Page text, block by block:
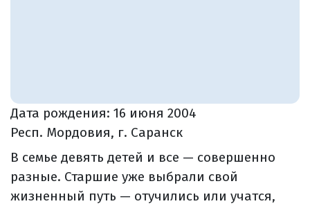
Дата рождения: 16 июня 2004
Респ. Мордовия, г. Саранск
В семье девять детей и все — совершенно
разные. Старшие уже выбрали свой
жизненный путь — отучились или учатся,